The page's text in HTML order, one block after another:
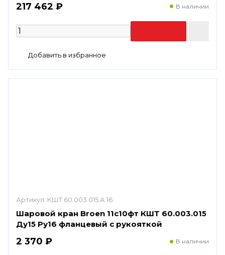
217 462 ₽ В наличии
Артикул: КШТ 60.003.015.А.16
Шаровой кран Broen 11с10фт КШТ 60.003.015
Ду15 Ру16 фланцевый с рукояткой
2 370 ₽ В наличии